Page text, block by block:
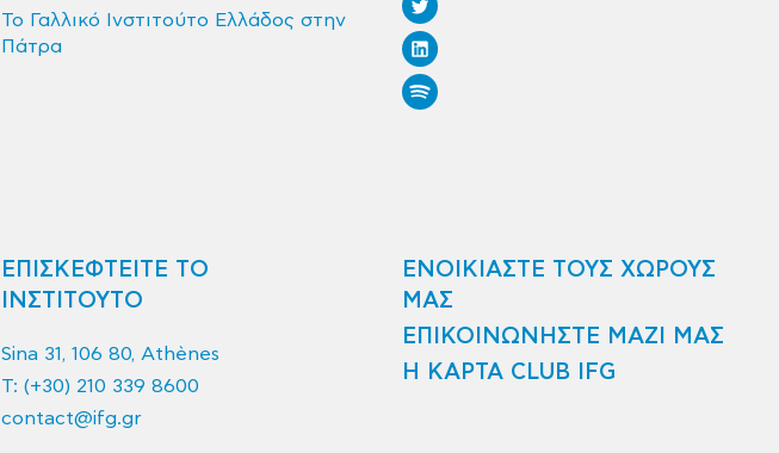
Το Γαλλικό Ινστιτούτο Ελλάδος στην
Πάτρα
ΕΠΙΣΚΕΦΤΕΙΤΕ ΤΟ
ΙΝΣΤΙΤΟΥΤΟ
Sina 31, 106 80, Athènes
T: (+30) 210 339 8600
contact@ifg.gr
ΕΝΟΙΚΙΑΣΤΕ ΤΟΥΣ ΧΩΡΟΥΣ
ΜΑΣ
ΕΠΙΚΟΙΝΩΝΗΣΤΕ ΜΑΖΙ ΜΑΣ
Η ΚΑΡΤΑ CLUB IFG